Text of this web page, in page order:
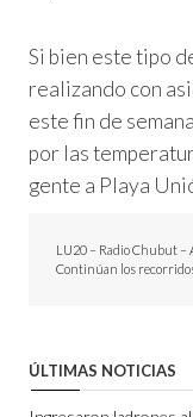
Si bien este tipo
realizando con
este fin de
por las
gente a Playa
LU20 – Radio Chubut –
Continúan los
ÚLTIMAS NOTICIAS